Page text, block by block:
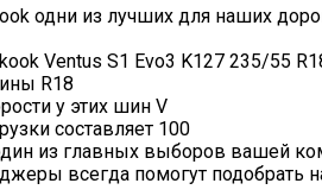
одни из лучших для наших
Ventus S1 Evo3 K127 235/55
R18
у этих шин V
составляет 100
из главных выборов вашей
всегда помогут подобрать